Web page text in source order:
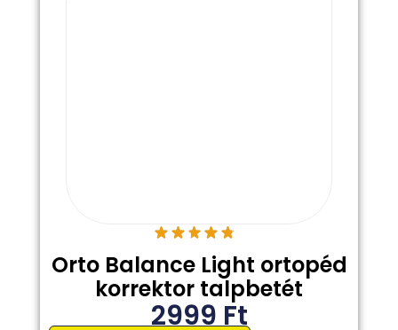
Orto Balance Light ortopéd
korrektor talpbetét
2999Ft